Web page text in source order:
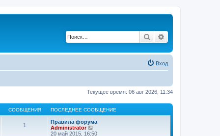
Поиск
Вход
Текущее время: 06 авг 2026, 11:34
СООБЩЕНИЯ ПОСЛЕДНЕЕ СООБЩЕНИЕ
1
Правила форума
Administrator
е
20 май 2015, 16:50